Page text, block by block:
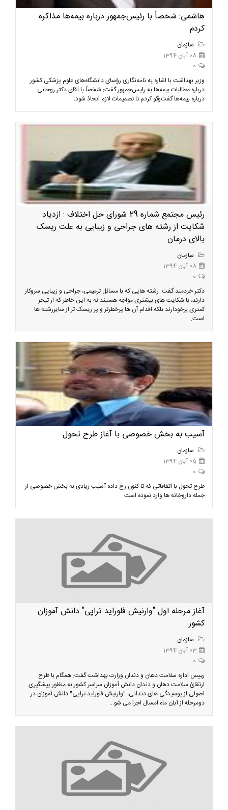
هاشمی: شخصاً با رئیس‌جمهور درباره بیمه‌ها مذاکره
کردم
سازمان
08 آبان 1394
0
وزیر بهداشت با اشاره به نامه‌نگاری رؤسای دانشگاه‌های علوم پزشکی کشور
درباره مطالبات بیمه‌ها به رئیس‌جمهور گفت: شخصاً با آقای دکتر روحانی
درباره بیمه‌ها گفت‌وگو کردم تا تصمیمات لازم اتخاذ شود.
رئیس مجتمع شماره 29 شورای حل اختلاف : ازدیاد
شکایت از رشته های جراحی و زیبایی به علت ریسک
بالای درمان
سازمان
08 آبان 1394
0
دکتر خردمند گفت: رشته هایی که با مسائل ترمیمی، جراحی و زیبایی سروکار
دارند، با شکایت های بیشتری مواجه هستند نه به این خاطر که از تبحر
کمتری برخودارند بلکه اقدام آن ها پرخطرتر و پر ریسک تر از سایررشته ها
است.
آسیب به بخش خصوصی با آغاز طرح تحول
سازمان
05 آبان 1394
0
طرح تحول با اتفاقاتی که تا کنون رخ داده آسیب زیادی به بخش خصوصی از
جمله داروخانه ها وارد نموده است
آغاز مرحله اول "وارنیش فلوراید تراپی" دانش آموزان
کشور
سازمان
03 آبان 1394
0
رییس اداره سلامت دهان و دندان وزارت بهداشت گفت: همگام با طرح
ارتقائ سلامت دهان و دندان دانش آموزان سراسر کشور به منظور پیشگیری
اصولی از پوسیدگی های دندانی، "وارنیش فلوراید تراپی" دانش آموزان در
دومرحله از آبان ماه امسال اجرا می شو...